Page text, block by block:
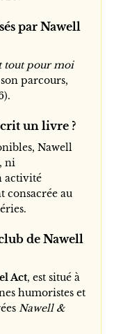
par Nawell
tout pour moi
parcours,
un livre ?
Nawell
ni
activité
consacrée au
de Nawell
Act, est situé à
humoristes et
Nawell &